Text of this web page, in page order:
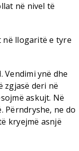
në nivel të
në llogaritë e tyre
Vendimi ynë dhe
zgjasë deri në
askujt. Në
Përndryshe, ne do
kryejmë asnjë